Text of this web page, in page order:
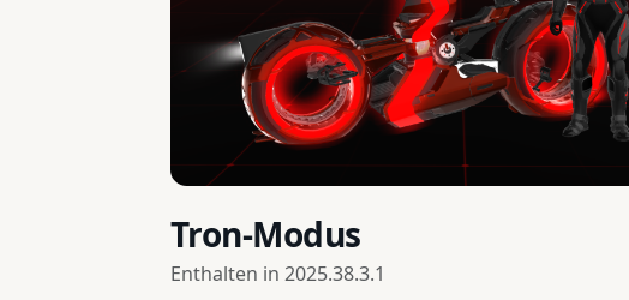
Tron-Modus
Enthalten in 2025.38.3.1